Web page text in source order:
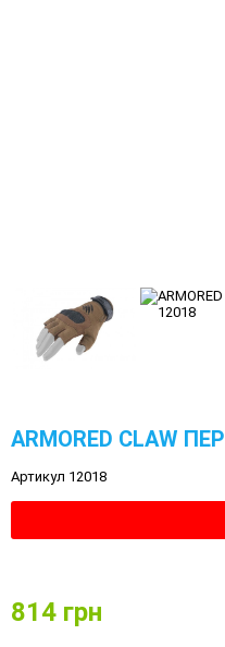
ARMORED CLAW
Артикул 12018
814 грн